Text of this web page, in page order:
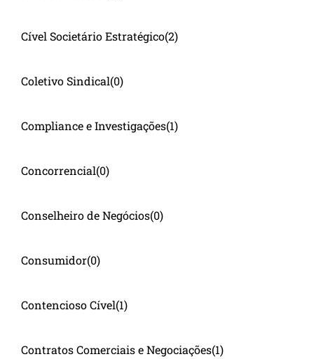
Cível Societário Estratégico(2)
Coletivo Sindical(0)
Compliance e Investigações(1)
Concorrencial(0)
Conselheiro de Negócios(0)
Consumidor(0)
Contencioso Cível(1)
Contratos Comerciais e Negociações(1)